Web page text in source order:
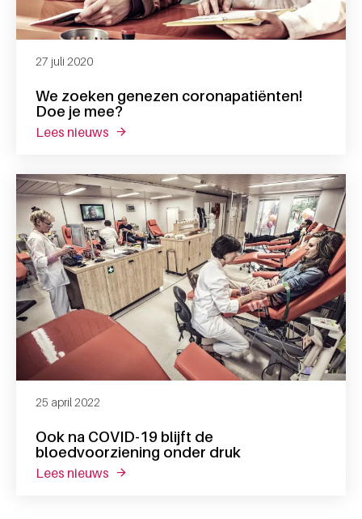
We zoeken genezen coronapatiënten!
Doe je mee?
27 juli 2020
lees nieuws over we zoeken genezen
Ook na COVID-19 blijft de
bloedvoorziening onder druk
25 april 2022
lees nieuws over ook na covid-19 blijft de